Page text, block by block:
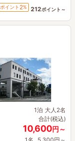
ポイント 2% 212ポイント～
1泊 大人2名
合計(税込)
10,600円～